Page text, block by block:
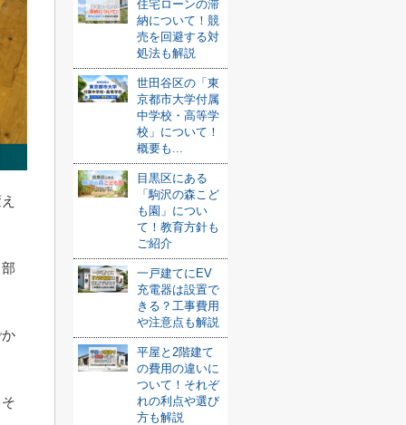
住宅ローンの滞
納について！競
売を回避する対
処法も解説
世田谷区の「東
京都市大学付属
中学校・高等学
校」について！
概要も...
目黒区にある
「駒沢の森こど
も園」につい
て！教育方針も
ご紹介
一戸建てにEV
充電器は設置で
きる？工事費用
や注意点も解説
平屋と2階建て
の費用の違いに
ついて！それぞ
れの利点や選び
方も解説